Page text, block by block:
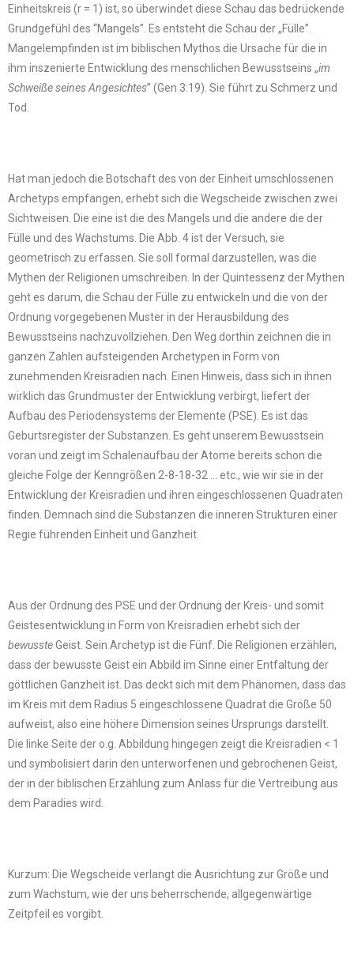
Einheitskreis (r = 1) ist, so überwindet diese Schau das bedrückende
Grundgefühl des “Mangels”. Es entsteht die Schau der „Fülle”.
Mangelempfinden ist im biblischen Mythos die Ursache für die in
ihm inszenierte Entwicklung des menschlichen Bewusstseins „im
Schweiße seines Angesichtes” (Gen 3:19). Sie führt zu Schmerz und
Tod.
Hat man jedoch die Botschaft des von der Einheit umschlossenen
Archetyps empfangen, erhebt sich die Wegscheide zwischen zwei
Sichtweisen. Die eine ist die des Mangels und die andere die der
Fülle und des Wachstums. Die Abb. 4 ist der Versuch, sie
geometrisch zu erfassen. Sie soll formal darzustellen, was die
Mythen der Religionen umschreiben. In der Quintessenz der Mythen
geht es darum, die Schau der Fülle zu entwickeln und die von der
Ordnung vorgegebenen Muster in der Herausbildung des
Bewusstseins nachzuvollziehen. Den Weg dorthin zeichnen die in
ganzen Zahlen aufsteigenden Archetypen in Form von
zunehmenden Kreisradien nach. Einen Hinweis, dass sich in ihnen
wirklich das Grundmuster der Entwicklung verbirgt, liefert der
Aufbau des Periodensystems der Elemente (PSE). Es ist das
Geburtsregister der Substanzen. Es geht unserem Bewusstsein
voran und zeigt im Schalenaufbau der Atome bereits schon die
gleiche Folge der Kenngrößen 2-8-18-32 … etc., wie wir sie in der
Entwicklung der Kreisradien und ihren eingeschlossenen Quadraten
finden. Demnach sind die Substanzen die inneren Strukturen einer
Regie führenden Einheit und Ganzheit.
Aus der Ordnung des PSE und der Ordnung der Kreis- und somit
Geistesentwicklung in Form von Kreisradien erhebt sich der
bewussteGeist. Sein Archetyp ist die Fünf. Die Religionen erzählen,
dass der bewusste Geist ein Abbild im Sinne einer Entfaltung der
göttlichen Ganzheit ist. Das deckt sich mit dem Phänomen, dass das
im Kreis mit dem Radius 5 eingeschlossene Quadrat die Größe 50
aufweist, also eine höhere Dimension seines Ursprungs darstellt.
Die linke Seite der o.g. Abbildung hingegen zeigt die Kreisradien < 1
und symbolisiert darin den unterworfenen und gebrochenen Geist,
der in der biblischen Erzählung zum Anlass für die Vertreibung aus
dem Paradies wird.
Kurzum: Die Wegscheide verlangt die Ausrichtung zur Größe und
zum Wachstum, wie der uns beherrschende, allgegenwärtige
Zeitpfeil es vorgibt.